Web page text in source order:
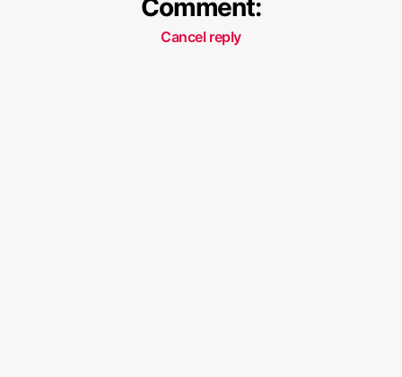
Comment:
Cancel reply